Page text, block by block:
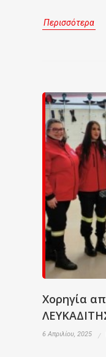
Περισσότερα
Χορηγία
6 Απριλίου, 2025